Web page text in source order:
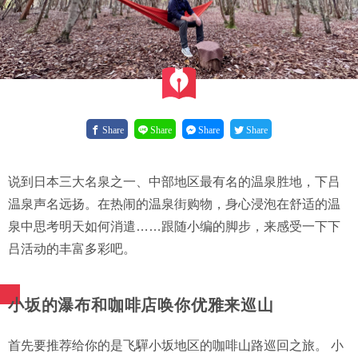
Share Share Share Share
说到日本三大名泉之一、中部地区最有名的温泉胜地，下吕
温泉声名远扬。在热闹的温泉街购物，身心浸泡在舒适的温
泉中思考明天如何消遣……跟随小编的脚步，来感受一下下
吕活动的丰富多彩吧。
小坂的瀑布和咖啡店唤你优雅来巡山
首先要推荐给你的是飞驒小坂地区的咖啡山路巡回之旅。 小